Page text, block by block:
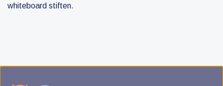
whiteboard stiften.